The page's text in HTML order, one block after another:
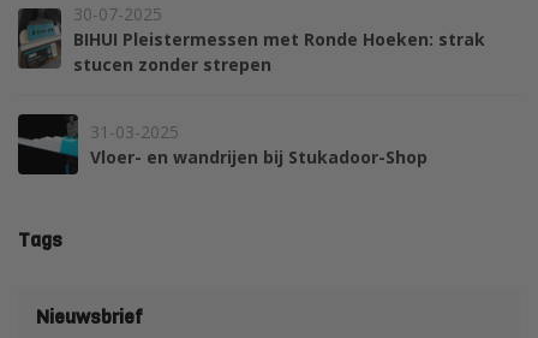
30-07-2025
BIHUI Pleistermessen met Ronde Hoeken: strak
stucen zonder strepen
31-03-2025
Vloer- en wandrijen bij Stukadoor-Shop
Tags
Nieuwsbrief